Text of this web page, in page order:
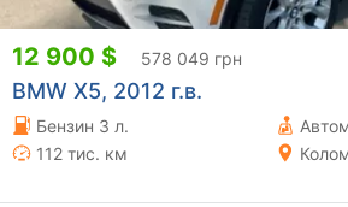
12 900 $ 578 049 грн
BMW X5, 2012 г.в.
Бензин 3 л.
112 тис. км